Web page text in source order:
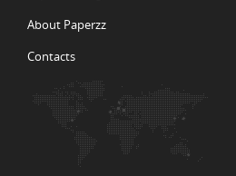
About Paperzz
Contacts